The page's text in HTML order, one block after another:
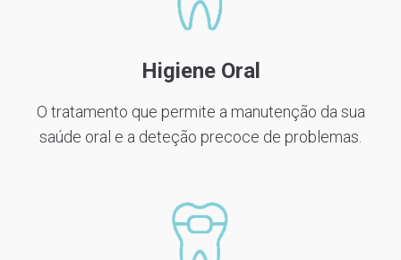
Higiene Oral
O tratamento que permite a manutenção da sua
saúde oral e a deteção precoce de problemas.